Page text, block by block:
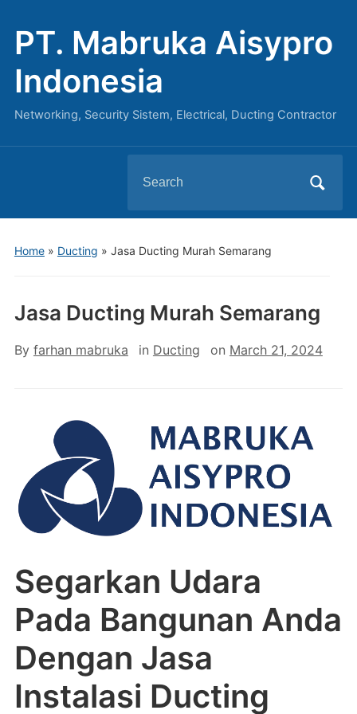
PT. Mabruka Aisypro
Indonesia
Networking, Security Sistem, Electrical, Ducting Contractor
for:
Home» Ducting » Jasa Ducting Murah Semarang
Jasa Ducting Murah Semarang
By farhan mabruka in Ducting on March 21, 2024
Segarkan Udara
Pada Bangunan Anda
Dengan Jasa
Instalasi Ducting